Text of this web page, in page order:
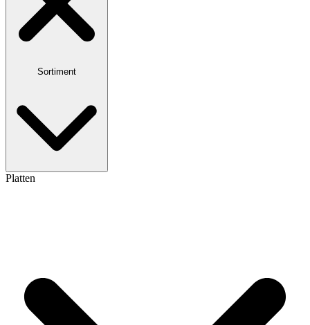
Sortiment
Platten